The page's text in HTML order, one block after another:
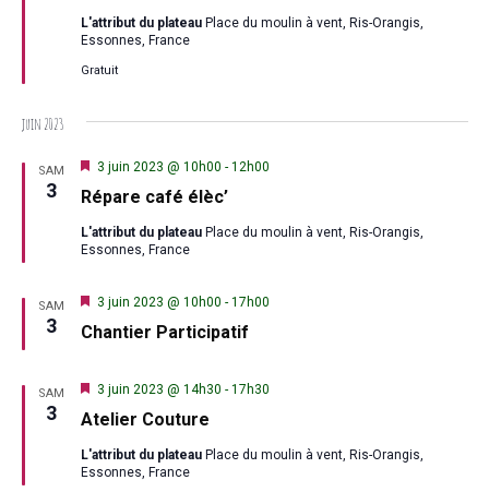
L'attribut du plateau Place du moulin à vent, Ris-Orangis,
Essonnes, France
Gratuit
juin 2023
SAM
3 Répare café élèc’
Mis
avant
3 juin 2023 @ 10h00 - 12h00
L'attribut du plateau Place du moulin à vent, Ris-Orangis,
Essonnes, France
SAM
3 Chantier Participatif
Mis
avant
3 juin 2023 @ 10h00 - 17h00
SAM
3 Atelier Couture
Mis
avant
3 juin 2023 @ 14h30 - 17h30
L'attribut du plateau Place du moulin à vent, Ris-Orangis,
Essonnes, France